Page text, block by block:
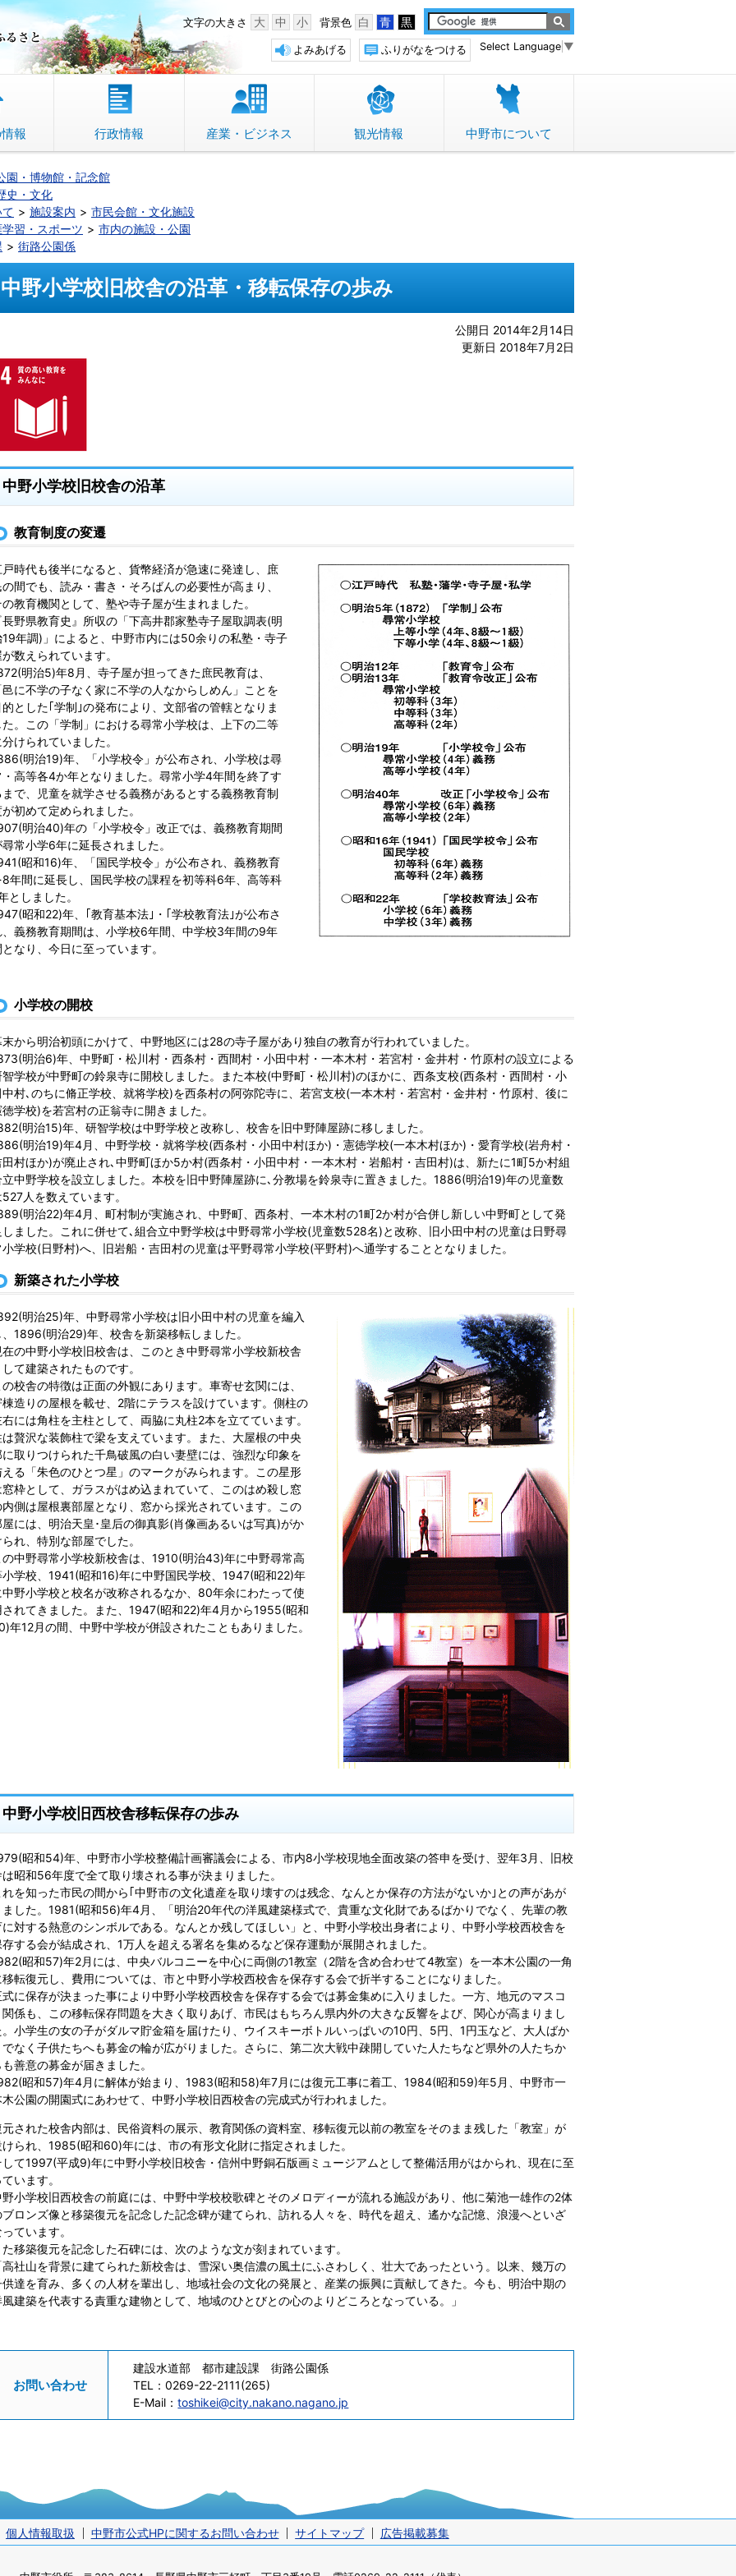
中野市 「故郷」のふるさと 背景色 白 青 黒
文字の大きさ 大 中 小
Select Language ▼
ふりがなをつける
よみあげる
報 行政情報 産業・ビジネス 観光情報 中野市について
園・博物館・記念館
史・文化
施設案内
市民会館・文化施設
習・スポーツ
市内の施設・公園
街路公園係
中野小学校旧校舎の沿革・移転保存の歩み
公開日 2014年2月14日
更新日 2018年7月2日
中野小学校旧校舎の沿革
教育制度の変遷
戸時代も後半になると、貨幣経済が急速に発達し、庶
間でも、読み・書き・そろばんの必要性が高まり、
教育機関として、塾や寺子屋が生まれました。
長野県教育史』所収の「下高井郡家塾寺子屋取調表(明
19年調)」によると、中野市内には50余りの私塾・寺子
数えられています。
明治5)年8月、寺子屋が担ってきた庶民教育は、
邑に不学の子なく家に不学の人なからしめん」ことを
的とした｢学制｣の発布により、文部省の管轄となりま
た。この「学制」における尋常小学校は、上下の二等
けられていました。
明治19)年、「小学校令」が公布され、小学校は尋
・高等各4か年となりました。尋常小学4年間を終了す
まで、児童を就学させる義務があるとする義務教育制
初めて定められました。
明治40)年の「小学校令」改正では、義務教育期間
常小学6年に延長されました。
昭和16)年、「国民学校令」が公布され、義務教育
8年間に延長し、国民学校の課程を初等科6年、高等科
としました。
昭和22)年、｢教育基本法｣・｢学校教育法｣が公布さ
、義務教育期間は、小学校6年間、中学校3年間の9年
なり、今日に至っています。
小学校の開校
末から明治初頭にかけて、中野地区には28の寺子屋があり独自の教育が行われていました。
明治6)年、中野町・松川村・西条村・西間村・小田中村・一本木村・若宮村・金井村・竹原村の設立による
智学校が中野町の鈴泉寺に開校しました。また本校(中野町・松川村)のほかに、西条支校(西条村・西間村・小
中村､のちに脩正学校、就将学校)を西条村の阿弥陀寺に、若宮支校(一本木村・若宮村・金井村・竹原村、後に
学校)を若宮村の正翁寺に開きました。
明治15)年、研智学校は中野学校と改称し、校舎を旧中野陣屋跡に移しました。
明治19)年4月、中野学校・就将学校(西条村・小田中村ほか)・憲徳学校(一本木村ほか)・愛育学校(岩舟村・
田村ほか)が廃止され､中野町ほか5か村(西条村・小田中村・一本木村・岩船村・吉田村)は、新たに1町5か村組
立中野学校を設立しました。本校を旧中野陣屋跡に､分教場を鈴泉寺に置きました。1886(明治19)年の児童数
人を数えています。
明治22)年4月、町村制が実施され、中野町、西条村、一本木村の1町2か村が合併し新しい中野町として発
しました。これに併せて､組合立中野学校は中野尋常小学校(児童数528名)と改称、旧小田中村の児童は日野尋
小学校(日野村)へ、旧岩船・吉田村の児童は平野尋常小学校(平野村)へ通学することとなりました。
新築された小学校
明治25)年、中野尋常小学校は旧小田中村の児童を編入
、1896(明治29)年、校舎を新築移転しました。
在の中野小学校旧校舎は、このとき中野尋常小学校新校舎
て建築されたものです。
校舎の特徴は正面の外観にあります。車寄せ玄関には、
棟造りの屋根を載せ、2階にテラスを設けています。側柱の
には角柱を主柱として、両脇に丸柱2本を立てています。
は贅沢な装飾柱で梁を支えています。また、大屋根の中央
に取りつけられた千鳥破風の白い妻壁には、強烈な印象を
える「朱色のひとつ星」のマークがみられます。この星形
窓枠として、ガラスがはめ込まれていて、このはめ殺し窓
内側は屋根裏部屋となり、窓から採光されています。この
屋には、明治天皇･皇后の御真影(肖像画あるいは写真)がか
れ、特別な部屋でした。
の中野尋常小学校新校舎は、1910(明治43)年に中野尋常高
小学校、1941(昭和16)年に中野国民学校、1947(昭和22)年
中野小学校と校名が改称されるなか、80年余にわたって使
されてきました。また、1947(昭和22)年4月から1955(昭和
年12月の間、中野中学校が併設されたこともありました。
中野小学校旧西校舎移転保存の歩み
昭和54)年、中野市小学校整備計画審議会による、市内8小学校現地全面改築の答申を受け、翌年3月、旧校
は昭和56年度で全て取り壊される事が決まりました。
れを知った市民の間から｢中野市の文化遺産を取り壊すのは残念、なんとか保存の方法がないか｣との声があが
ました。1981(昭和56)年4月、「明治20年代の洋風建築様式で、貴重な文化財であるばかりでなく、先輩の教
に対する熱意のシンボルである。なんとか残してほしい」と、中野小学校出身者により、中野小学校西校舎を
存する会が結成され、1万人を超える署名を集めるなど保存運動が展開されました。
昭和57)年2月には、中央バルコニーを中心に両側の1教室（2階を含め合わせて4教室）を一本木公園の一角
移転復元し、費用については、市と中野小学校西校舎を保存する会で折半することになりました。
式に保存が決まった事により中野小学校西校舎を保存する会では募金集めに入りました。一方、地元のマスコ
関係も、この移転保存問題を大きく取りあげ、市民はもちろん県内外の大きな反響をよび、関心が高まりまし
。小学生の女の子がダルマ貯金箱を届けたり、ウイスキーボトルいっぱいの10円、5円、1円玉など、大人ばか
でなく子供たちへも募金の輪が広がりました。さらに、第二次大戦中疎開していた人たちなど県外の人たちか
善意の募金が届きました。
昭和57)年4月に解体が始まり、1983(昭和58)年7月には復元工事に着工、1984(昭和59)年5月、中野市一
木公園の開園式にあわせて、中野小学校旧西校舎の完成式が行われました。
元された校舎内部は、民俗資料の展示、教育関係の資料室、移転復元以前の教室をそのまま残した「教室」が
けられ、1985(昭和60)年には、市の有形文化財に指定されました。
して1997(平成9)年に中野小学校旧校舎・信州中野銅石版画ミュージアムとして整備活用がはかられ、現在に至
います。
野小学校旧西校舎の前庭には、中野中学校校歌碑とそのメロディーが流れる施設があり、他に菊池一雄作の2体
ブロンズ像と移築復元を記念した記念碑が建てられ、訪れる人々を、時代を超え、遙かな記憶、浪漫へといざ
ています。
移築復元を記念した石碑には、次のような文が刻まれています。
高社山を背景に建てられた新校舎は、雪深い奥信濃の風土にふさわしく、壮大であったという。以来、幾万の
供達を育み、多くの人材を輩出し、地域社会の文化の発展と、産業の振興に貢献してきた。今も、明治中期の
風建築を代表する責重な建物として、地域のひとびとの心のよりどころとなっている。」
お問い合わせ
建設水道部 都市建設課 街路公園係
TEL：0269-22-2111(265)
E-Mail：toshikei@city.nakano.nagano.jp
個人情報取扱 中野市公式HPに関するお問い合わせ サイトマップ 広告掲載募集